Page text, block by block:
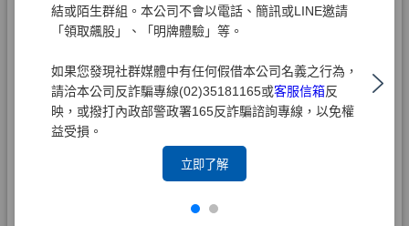
結或陌生群組。本公司不會以電話、簡訊或LINE邀請
「領取飆股」、「明牌體驗」等。
如果您發現社群媒體中有任何假借本公司名義之行為，
請洽本公司反詐騙專線(02)35181165或客服信箱反
映，或撥打內政部警政署165反詐騙諮詢專線，以免權
益受損。
立即了解